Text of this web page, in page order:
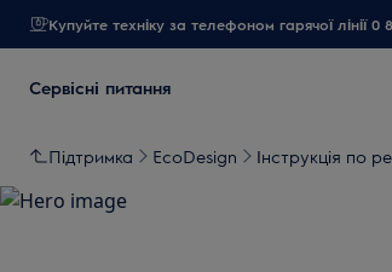
Купуйте техніку за телефоном гарячої лінії 0
Сервісні питання
Підтримка EcoDesign Інструкція по